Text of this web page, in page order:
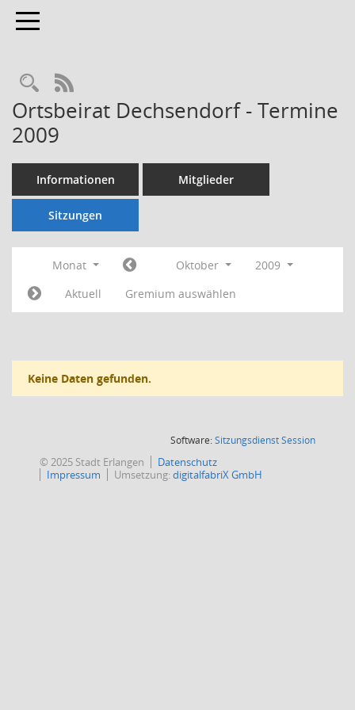
Toggle navigation
Rechercheauswahl
RSS-Feed
Ortsbeirat Dechsendorf - Termine
2009
Informationen Mitglieder
Sitzungen
Monat Oktober
2009
Aktuell
Gremium auswählen
Keine Daten gefunden.
Software:SitzungsdienstSession(Wird in
© 2025 Stadt Erlangen
Datenschutz
Impressum
Umsetzung:digitalfabriX GmbH